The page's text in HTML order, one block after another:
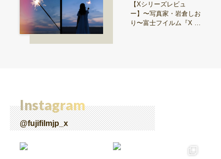
【Xシリーズレビュ
ー】〜写真家・岩倉しお
り〜富士フイルム『X ha
Instagram
@fujifilmjp_x